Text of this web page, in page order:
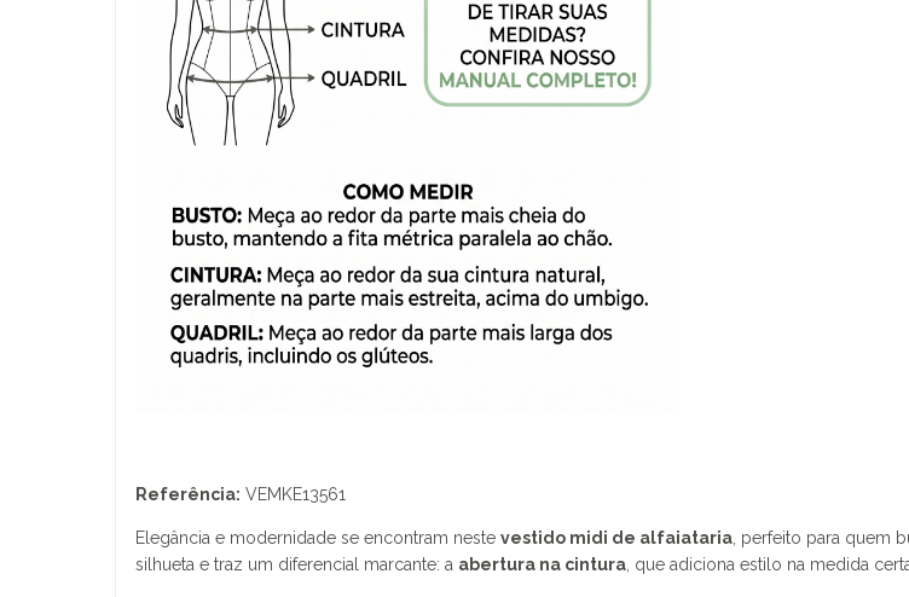
Referência: VEMKE13561
Elegância e modernidade se encontram neste vestido midi de alfaiataria, perfeito para quem
silhueta e traz um diferencial marcante: a abertura na cintura, que adiciona estilo na medida